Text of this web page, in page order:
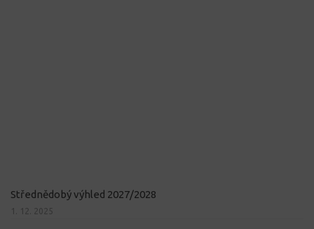
Střednědobý výhled 2027/2028
1. 12. 2025